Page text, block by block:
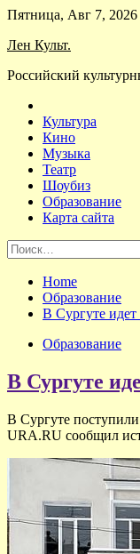
Skip
content
Пятница, Авг 7, 2026
Лен Культ.
Российский
Культура
Кино
Музыка
Театр
Шоубиз
Образование
Карта сайта
Найти:
Home
Образование
В Сургуте идет
Образование
В Сургуте
В Сургуте
URA.RU сообщил